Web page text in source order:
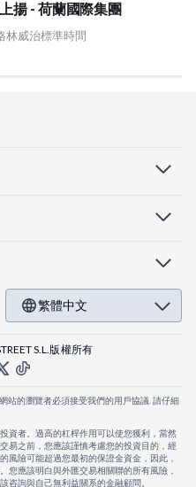
揚 - 荷蘭國際集團
林威治標準時間
繁體中文
S.L.版權所有
站的瀏覽者必須接受我們的用戶協議. 請仔細
資者。過高的杠桿作用可以使您獲利，當然
易之前，您應該謹慎考慮您的投資目的，經
風險可能超過您最初的保證金資金，因此，
您應該明白與外匯交易相關聯的所有風險，
咨詢與自己無利益關系的金融顧問。